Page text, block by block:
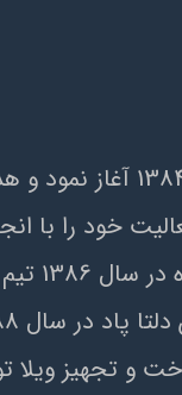
آرين سازه فعاليت خود
استاندارد ممکن قرارداد .
و تجهيز